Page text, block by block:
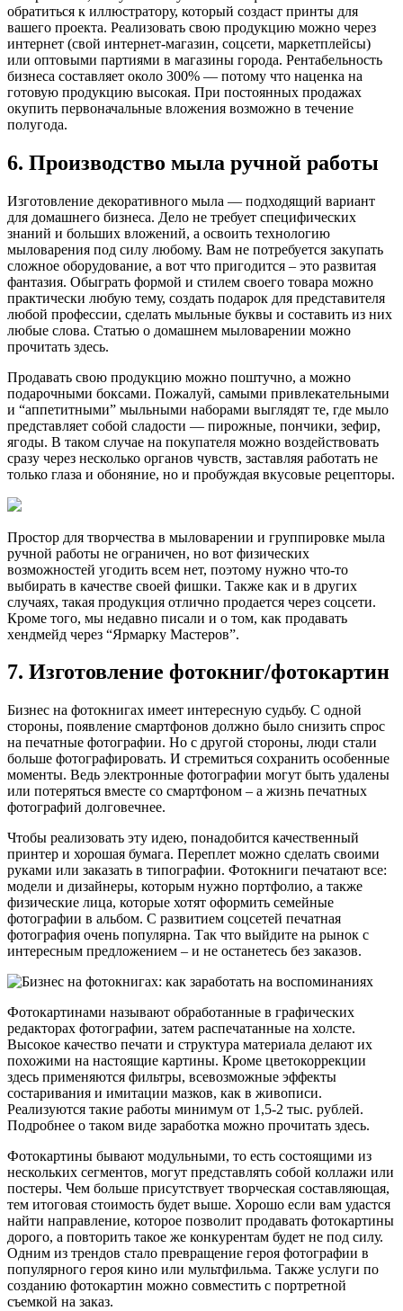
обратиться к иллюстратору, который создаст принты для
вашего проекта. Реализовать свою продукцию можно через
интернет (свой интернет-магазин, соцсети, маркетплейсы)
или оптовыми партиями в магазины города. Рентабельность
бизнеса составляет около 300% — потому что наценка на
готовую продукцию высокая. При постоянных продажах
окупить первоначальные вложения возможно в течение
полугода.
6. Производство мыла ручной работы
Изготовление декоративного мыла — подходящий вариант
для домашнего бизнеса. Дело не требует специфических
знаний и больших вложений, а освоить технологию
мыловарения под силу любому. Вам не потребуется закупать
сложное оборудование, а вот что пригодится – это развитая
фантазия. Обыграть формой и стилем своего товара можно
практически любую тему, создать подарок для представителя
любой профессии, сделать мыльные буквы и составить из них
любые слова. Статью о домашнем мыловарении можно
прочитать здесь.
Продавать свою продукцию можно поштучно, а можно
подарочными боксами. Пожалуй, самыми привлекательными
и “аппетитными” мыльными наборами выглядят те, где мыло
представляет собой сладости — пирожные, пончики, зефир,
ягоды. В таком случае на покупателя можно воздействовать
сразу через несколько органов чувств, заставляя работать не
только глаза и обоняние, но и пробуждая вкусовые рецепторы.
Простор для творчества в мыловарении и группировке мыла
ручной работы не ограничен, но вот физических
возможностей угодить всем нет, поэтому нужно что-то
выбирать в качестве своей фишки. Также как и в других
случаях, такая продукция отлично продается через соцсети.
Кроме того, мы недавно писали и о том, как продавать
хендмейд через “Ярмарку Мастеров”.
7. Изготовление фотокниг/фотокартин
Бизнес на фотокнигах имеет интересную судьбу. С одной
стороны, появление смартфонов должно было снизить спрос
на печатные фотографии. Но с другой стороны, люди стали
больше фотографировать. И стремиться сохранить особенные
моменты. Ведь электронные фотографии могут быть удалены
или потеряться вместе со смартфоном – а жизнь печатных
фотографий долговечнее.
Чтобы реализовать эту идею, понадобится качественный
принтер и хорошая бумага. Переплет можно сделать своими
руками или заказать в типографии. Фотокниги печатают все:
модели и дизайнеры, которым нужно портфолио, а также
физические лица, которые хотят оформить семейные
фотографии в альбом. С развитием соцсетей печатная
фотография очень популярна. Так что выйдите на рынок с
интересным предложением – и не останетесь без заказов.
Фотокартинами называют обработанные в графических
редакторах фотографии, затем распечатанные на холсте.
Высокое качество печати и структура материала делают их
похожими на настоящие картины. Кроме цветокоррекции
здесь применяются фильтры, всевозможные эффекты
состаривания и имитации мазков, как в живописи.
Реализуются такие работы минимум от 1,5-2 тыс. рублей.
Подробнее о таком виде заработка можно прочитать здесь.
Фотокартины бывают модульными, то есть состоящими из
нескольких сегментов, могут представлять собой коллажи или
постеры. Чем больше присутствует творческая составляющая,
тем итоговая стоимость будет выше. Хорошо если вам удастся
найти направление, которое позволит продавать фотокартины
дорого, а повторить такое же конкурентам будет не под силу.
Одним из трендов стало превращение героя фотографии в
популярного героя кино или мультфильма. Также услуги по
созданию фотокартин можно совместить с портретной
съемкой на заказ.